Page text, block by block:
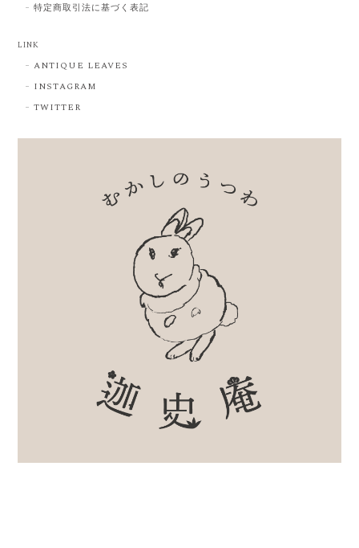
特定商取引法に基づく表記
LINK
ANTIQUE LEAVES
INSTAGRAM
TWITTER